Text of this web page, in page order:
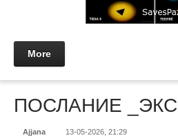
More
ПОСЛАНИЕ
Ajjana 13-05-2026, 21:29